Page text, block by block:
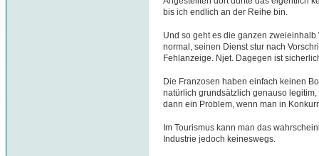
bis ich endlich an der Reihe bin.
Und so geht es die ganzen
normal, seinen Dienst stur nach
Fehlanzeige. Njet. Dagegen ist
Die Franzosen haben einfach keinen
natürlich grundsätzlich genauso
dann ein Problem, wenn man in
Im Tourismus kann man das
Industrie jedoch keineswegs.